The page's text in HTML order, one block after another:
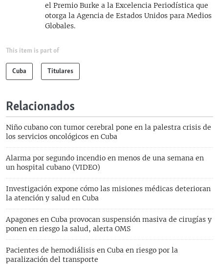
el Premio Burke a la Excelencia Periodística que
otorga la Agencia de Estados Unidos para Medios
Globales.
This item is part of
Cuba Titulares
Relacionados
Niño cubano con tumor cerebral pone en la palestra crisis de
los servicios oncológicos en Cuba
Alarma por segundo incendio en menos de una semana en
un hospital cubano (VIDEO)
Investigación expone cómo las misiones médicas deterioran
la atención y salud en Cuba
Apagones en Cuba provocan suspensión masiva de cirugías y
ponen en riesgo la salud, alerta OMS
Pacientes de hemodiálisis en Cuba en riesgo por la
paralización del transporte